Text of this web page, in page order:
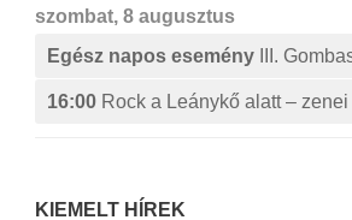
szombat, 8 augusztus
Egész napos esemény
III.
16:00 Rock a Leánykő alatt –
KIEMELT HÍREK